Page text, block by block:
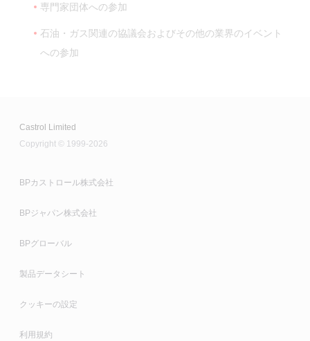
専門家団体への参加
石油・ガス関連の協議会およびその他の業界のイベント
への参加
Castrol Limited
Copyright © 1999-2026
BPカストロール株式会社
BPジャパン株式会社
BPグローバル
製品データシート
クッキーの設定
利用規約